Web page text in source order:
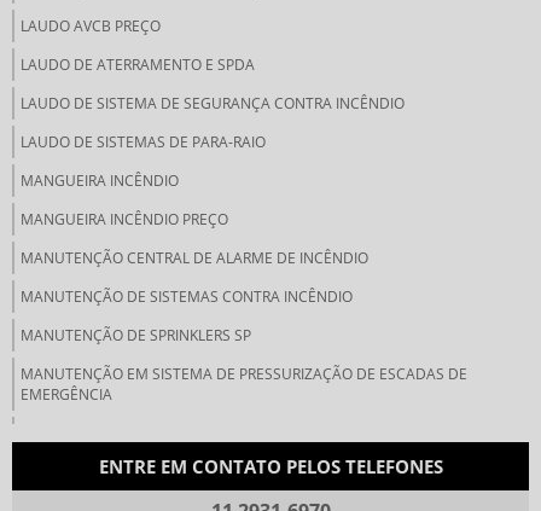
LAUDO AVCB PREÇO
LAUDO DE ATERRAMENTO E SPDA
LAUDO DE SISTEMA DE SEGURANÇA CONTRA INCÊNDIO
LAUDO DE SISTEMAS DE PARA-RAIO
MANGUEIRA INCÊNDIO
MANGUEIRA INCÊNDIO PREÇO
MANUTENÇÃO CENTRAL DE ALARME DE INCÊNDIO
MANUTENÇÃO DE SISTEMAS CONTRA INCÊNDIO
MANUTENÇÃO DE SPRINKLERS SP
MANUTENÇÃO EM SISTEMA DE PRESSURIZAÇÃO DE ESCADAS DE
EMERGÊNCIA
MANUTENÇÃO SPRINKLERS
ENTRE EM CONTATO PELOS TELEFONES